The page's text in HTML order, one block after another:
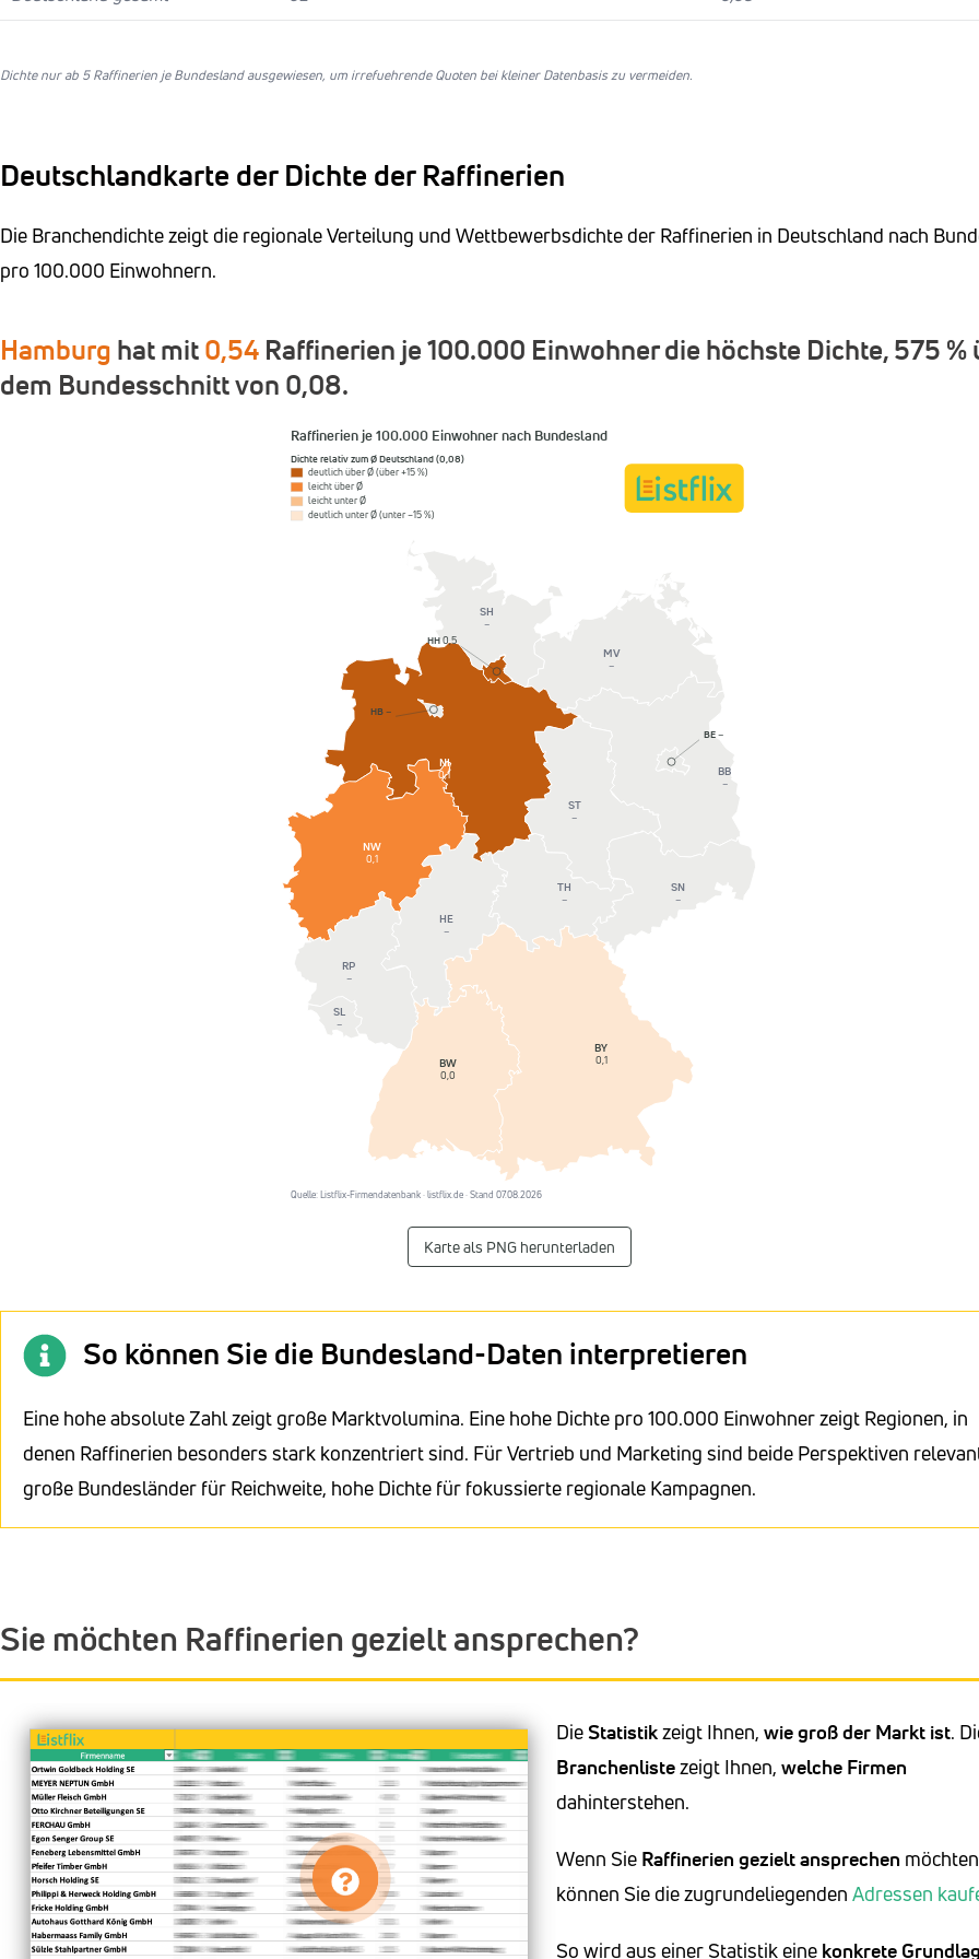
Dichte nur ab 5 Raffinerien je Bundesland ausgewiesen, um irrefuehrende Quoten bei kleiner Datenbasis zu vermeiden.
Deutschlandkarte der Dichte der Raffinerien
Die Branchendichte zeigt die regionale Verteilung und Wettbewerbsdichte der Raffinerien in Deutschland nach
pro 100.000 Einwohnern.
Hamburg hat mit0,54 Raffinerien je 100.000 Einwohner die höchste Dichte, 575 %
dem Bundesschnitt von 0,08.
Raffinerien je 100.000 Einwohner nach Bundesland
Dichte relativ zum Ø Deutschland (0,08)
deutlich über Ø (über +15 %)
leicht über Ø
leicht unter Ø
deutlich unter Ø (unter −15 %)
BW
0,0
BY
0,1
BB
–
HE
–
MV
–
NI
0,1
NW
0,1
RP
–
SL
–
ST
–
SN
–
SH
–
TH
–
BE–
HB–
HH0,5
Quelle: Listflix-Firmendatenbank · listflix.de · Stand 07.08.2026
Karte als PNG herunterladen
So können Sie die Bundesland-Daten interpretieren
Eine hohe absolute Zahl zeigt große Marktvolumina. Eine hohe Dichte pro 100.000 Einwohner zeigt Regionen, in
denen Raffinerien besonders stark konzentriert sind. Für Vertrieb und Marketing sind beide Perspektiven
große Bundesländer für Reichweite, hohe Dichte für fokussierte regionale Kampagnen.
Sie möchten Raffinerien gezielt ansprechen?
DieStatistikzeigt Ihnen,wie groß der Markt ist.
Branchenlistezeigt Ihnen,welche Firmen
dahinterstehen.
Wenn Sie Raffinerien gezielt ansprechen
können Sie die zugrundeliegendenAdressen
So wird aus einer Statistik eine konkrete